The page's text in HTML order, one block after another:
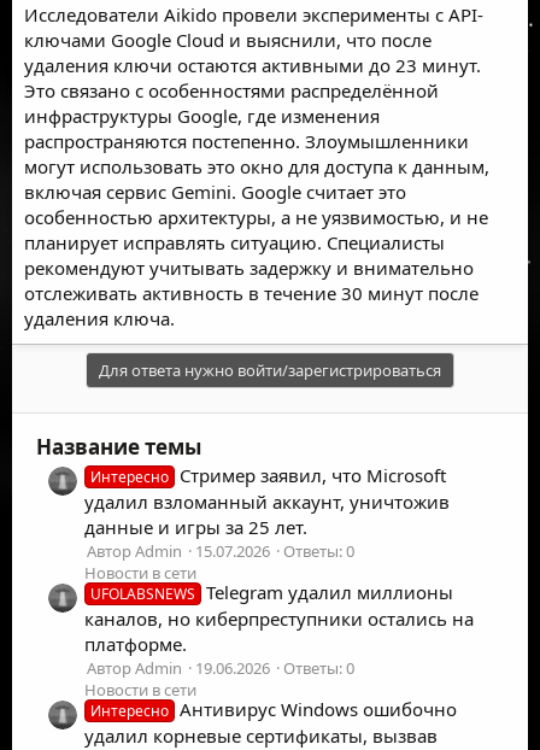
Исследователи Aikido провели эксперименты с API-
ключами Google Cloud и выяснили, что после
удаления ключи остаются активными до 23 минут.
Это связано с особенностями распределённой
инфраструктуры Google, где изменения
распространяются постепенно. Злоумышленники
могут использовать это окно для доступа к данным,
включая сервис Gemini. Google считает это
особенностью архитектуры, а не уязвимостью, и не
планирует исправлять ситуацию. Специалисты
рекомендуют учитывать задержку и внимательно
отслеживать активность в течение 30 минут после
удаления ключа.
Для ответа нужно войти/зарегистрироваться
Название темы
Интересно Стример заявил, что Microsoft
удалил взломанный аккаунт, уничтожив
данные и игры за 25 лет.
Автор Admin 15.07.2026
Ответы: 0
Новости в сети
UFOLABSNEWS
Telegram удалил миллионы
каналов, но киберпреступники остались на
платформе.
Автор Admin 19.06.2026
Ответы: 0
Новости в сети
Интересно Антивирус Windows ошибочно
удалил корневые сертификаты, вызвав